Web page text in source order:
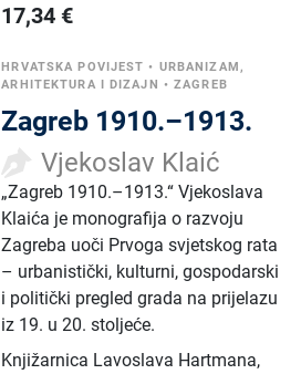
17,34 €
HRVATSKA POVIJEST • URBANIZAM,
ARHITEKTURA I DIZAJN •ZAGREB
Zagreb 1910.–1913.
Vjekoslav Klaić
„Zagreb 1910.–1913.“ Vjekoslava
Klaića je monografija o razvoju
Zagreba uoči Prvoga svjetskog rata
– urbanistički, kulturni, gospodarski
i politički pregled grada na prijelazu
iz 19. u 20. stoljeće.
Knjižarnica Lavoslava Hartmana,